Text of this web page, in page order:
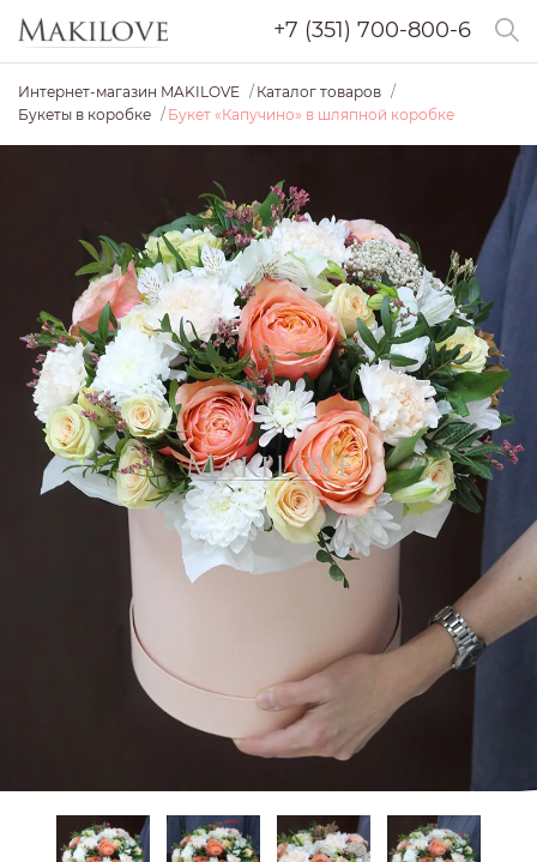
+7 (351) 700-800-6
Интернет-магазин MAKILOVE
Каталог товаров
Букеты в коробке
Букет «Капучино» в шляпной коробке